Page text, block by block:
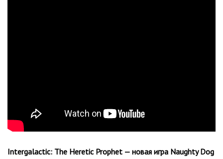
Intergalactic: The Heretic Prophet — новая игра Naughty Dog